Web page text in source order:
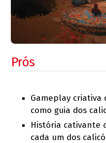
Prós
Gameplay criativa
como guia dos
História cativante
cada um dos